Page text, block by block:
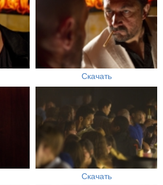
Скачать
Скачать